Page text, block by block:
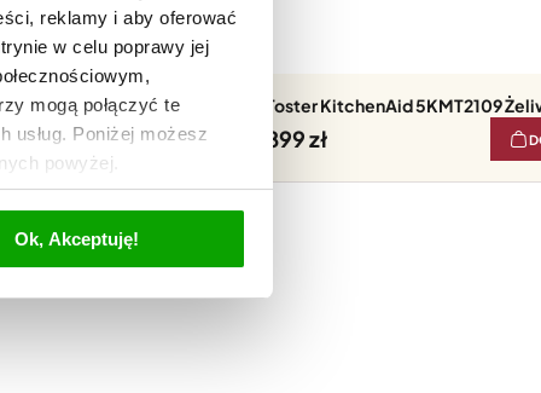
reklamy i aby oferować
w celu poprawy jej
mogą połączyć te
usług. Poniżej możesz
powyżej.
Ok, Akceptuję!
Czarny Mat
DO KOSZYKA
Toster KitchenAid 5KMT2109
899